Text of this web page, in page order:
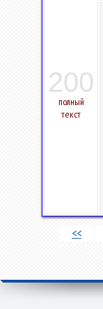
200
полный
текст
<<